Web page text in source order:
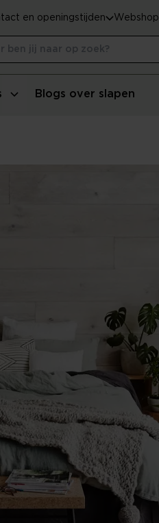
Blogs over slapen
en openingstijden Webshop